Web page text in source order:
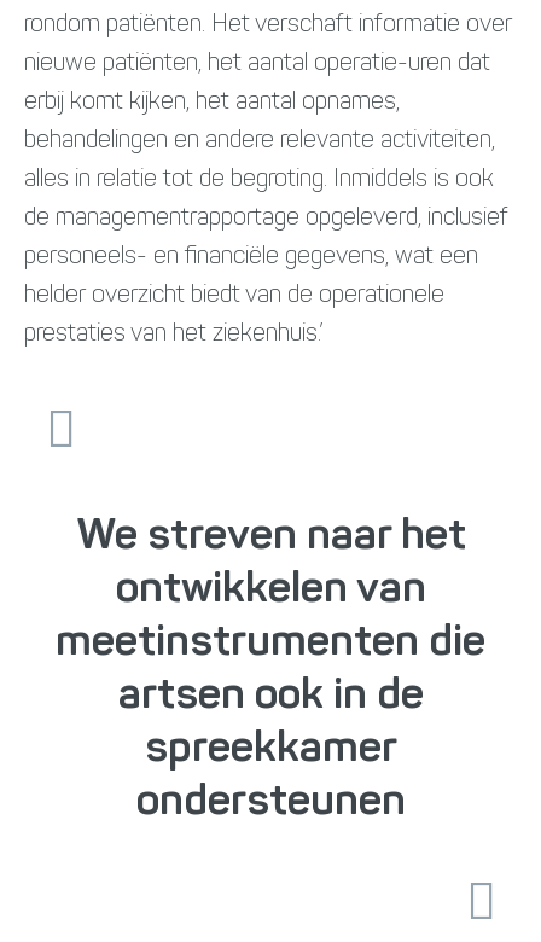
rondom patiënten. Het verschaft informatie over
nieuwe patiënten, het aantal operatie-uren dat
erbij komt kijken, het aantal opnames,
behandelingen en andere relevante activiteiten,
alles in relatie tot de begroting. Inmiddels is ook
de managementrapportage opgeleverd, inclusief
personeels- en financiële gegevens, wat een
helder overzicht biedt van de operationele
prestaties van het ziekenhuis.’
We streven naar het
ontwikkelen van
meetinstrumenten die
artsen ook in de
spreekkamer
ondersteunen